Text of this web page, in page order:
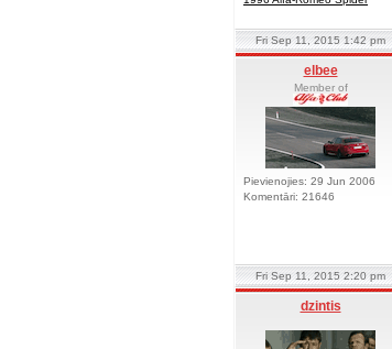
Fri Sep 11, 2015 1:42 pm
elbee
Member of
Pievienojies: 29 Jun 2006
Komentāri: 21646
Fri Sep 11, 2015 2:20 pm
dzintis